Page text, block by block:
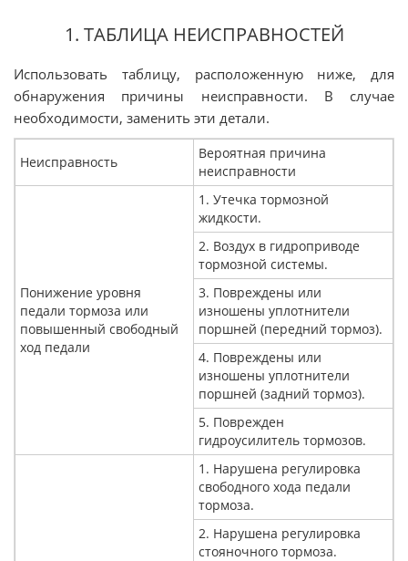
1. ТАБЛИЦА НЕИСПРАВНОСТЕЙ
Использовать таблицу, расположенную ниже, для
обнаружения причины неисправности. В случае
необходимости, заменить эти детали.
Неисправность
Вероятная причина
неисправности
Понижение уровня
педали тормоза или
повышенный свободный
ход педали
1. Утечка тормозной
жидкости.
2. Воздух в гидроприводе
тормозной системы.
3. Повреждены или
изношены уплотнители
поршней (передний тормоз).
4. Повреждены или
изношены уплотнители
поршней (задний тормоз).
5. Поврежден
гидроусилитель тормозов.
1. Нарушена регулировка
свободного хода педали
тормоза.
2. Нарушена регулировка
стояночного тормоза.